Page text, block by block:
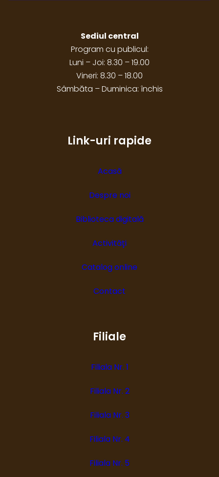
Sediul central
Program cu publicul:
Luni – Joi: 8.30 – 19.00
Vineri: 8.30 – 18.00
Sâmbăta – Duminica: închis
Link-uri rapide
Acasă
Despre noi
Biblioteca digitală
Activități
Catalog online
Contact
Filiale
Filiala Nr. 1
Filiala Nr. 2
Filiala Nr. 3
Filiala Nr. 4
Filiala Nr. 5